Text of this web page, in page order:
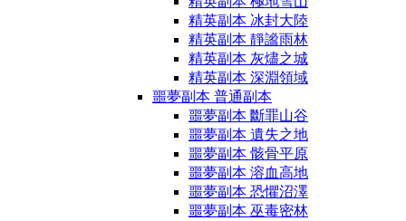
精英副本 冰封大陸
精英副本 靜謐雨林
精英副本 灰燼之城
精英副本 深淵領域
噩夢副本 普通副本
噩夢副本 斷罪山谷
噩夢副本 遺失之地
噩夢副本 骸骨平原
噩夢副本 溶血高地
噩夢副本 恐懼沼澤
噩夢副本 巫毒密林